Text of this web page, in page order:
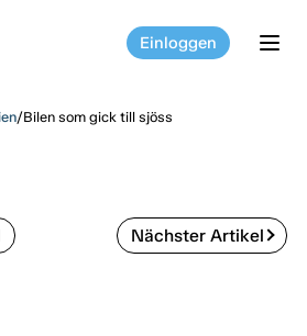
Einloggen
/Bilen som gick till sjöss
Nächster Artikel